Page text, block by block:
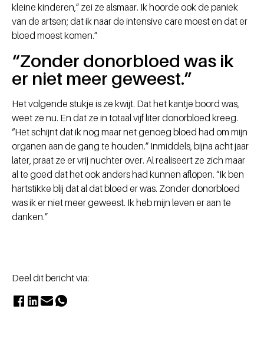
kleine kinderen,” zei ze alsmaar. Ik hoorde ook de paniek
van de artsen; dat ik naar de intensive care moest en dat er
bloed moest komen.”
“Zonder donorbloed was ik
er niet meer geweest.”
Het volgende stukje is ze kwijt. Dat het kantje boord was,
weet ze nu. En dat ze in totaal vijf liter donorbloed kreeg.
“Het schijnt dat ik nog maar net genoeg bloed had om mijn
organen aan de gang te houden.” Inmiddels, bijna acht jaar
later, praat ze er vrij nuchter over. Al realiseert ze zich maar
al te goed dat het ook anders had kunnen aflopen. “Ik ben
hartstikke blij dat al dat bloed er was. Zonder donorbloed
was ik er niet meer geweest. Ik heb mijn leven er aan te
danken.”
Deel dit bericht via: